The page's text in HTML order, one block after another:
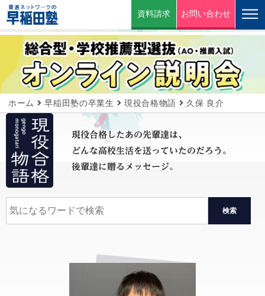
資料請求 お問い合わせ
ホーム 早稲田塾の卒業生 現役合格物語 久保 良介
検索